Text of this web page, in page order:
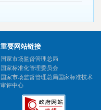
重要网站链接
国家市场监督管理总局
国家标准化管理委员会
国家市场监督管理总局国家标准技术
审评中心